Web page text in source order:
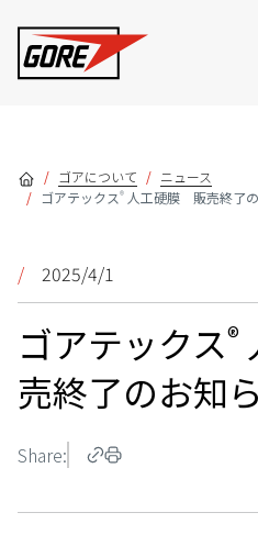
ゴアについて
ニュース
ゴアテックス® 人工硬膜 販売終了
/ 2025/4/1
ゴアテックス®
売終了のお知
Share: